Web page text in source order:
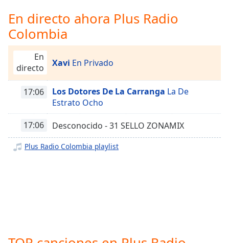
Time-
1x
Rate
Chapters
Chapters
Descriptions
descriptions
En directo ahora Plus Radio
Colombia
En
directo
Xavi En Privado
17:06 Los Dotores De La Carranga La De
Estrato Ocho
17:06 Desconocido - 31 SELLO ZONAMIX
Plus Radio Colombia playlist